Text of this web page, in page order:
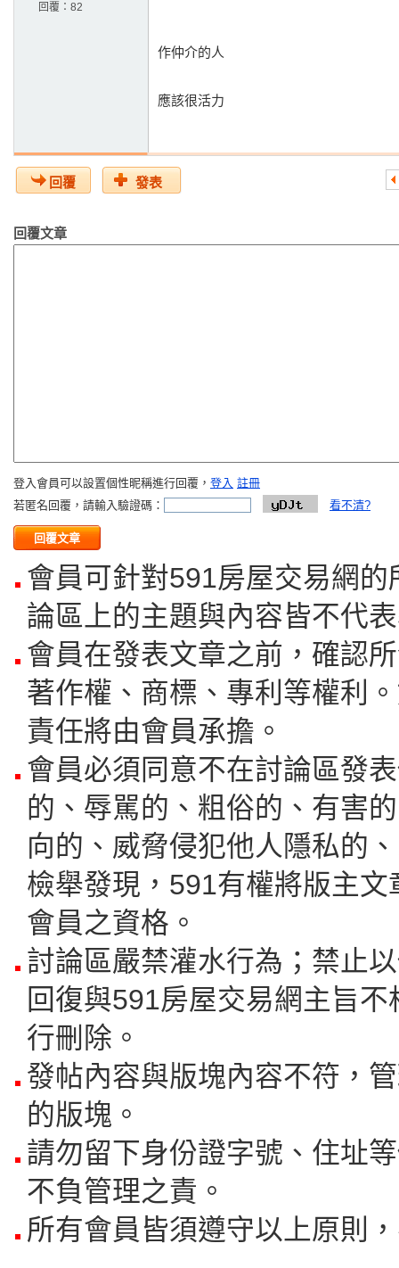
回覆： 82
作仲介的人
應該很活力
回覆 發表
回覆文章
登入會員可以設置個性昵稱進行回覆， 登入 註冊
若匿名回覆，請輸入驗證碼：
看不清?
會員可針對591房屋交易網
論區上的主題與內容皆不代
會員在發表文章之前，確認
著作權、商標、專利等權利
責任將由會員承擔。
會員必須同意不在討論區發
的、辱駡的、粗俗的、有害
向的、威脅侵犯他人隱私的
檢舉發現，591有權將版主
會員之資格。
討論區嚴禁灌水行為；禁止
回復與591房屋交易網主旨
行刪除。
發帖內容與版塊內容不符，
的版塊。
請勿留下身份證字號、住址
不負管理之責。
所有會員皆須遵守以上原則